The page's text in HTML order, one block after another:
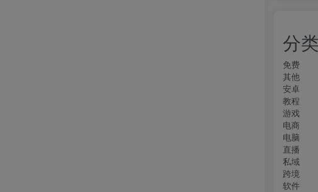
分类
免费
其他
安卓
教程
游戏
电商
电脑
直播
私域
跨境
软件